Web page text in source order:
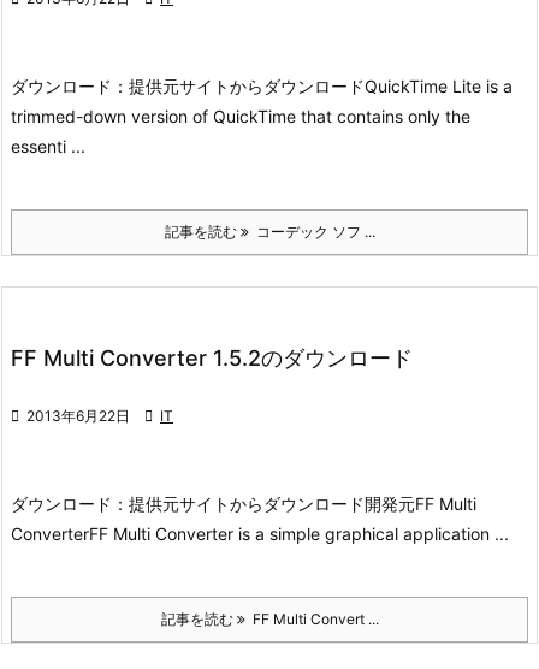
ダウンロード： 提供元サイトからダウンロードQuickTime Lite is a
trimmed-down version of QuickTime that contains only the
essenti ...
記事を読む コーデック ソフ ...
FF Multi Converter 1.5.2のダウンロード
 2013年6月22日  IT
ダウンロード： 提供元サイトからダウンロード開発元FF Multi
ConverterFF Multi Converter is a simple graphical application ...
記事を読む FF Multi Convert ...